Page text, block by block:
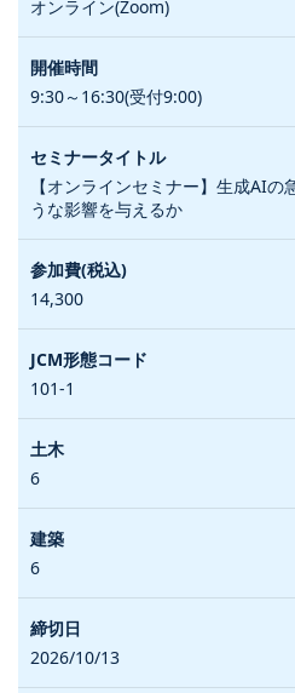
オンライン(Zoom)
9:30～16:30(受付9:00)
【オンラインセミナー】生成AI
うな影響を与えるか
14,300
101-1
6
6
2026/10/13